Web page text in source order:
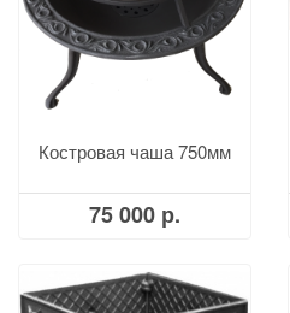
Костровая чаша 750мм
75 000 р.